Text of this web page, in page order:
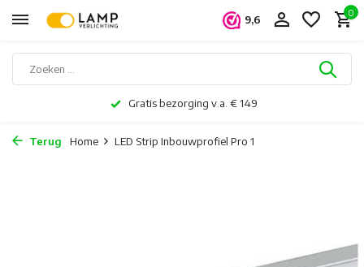
9,6
0
Gratis bezorging v.a. € 149
Terug Home LED Strip Inbouwprofiel Pro 1